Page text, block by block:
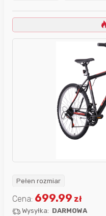
Pełen rozmiar
Cena: 699.99 zł
Wysyłka: DARMOWA